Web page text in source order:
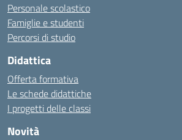
Personale scolastico
Famiglie e studenti
Percorsi di studio
Didattica
Offerta formativa
Le schede didattiche
I progetti delle classi
Novità